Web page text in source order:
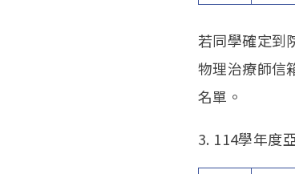
若同學確定到
物理治療師信
名單。
3. 114學年度